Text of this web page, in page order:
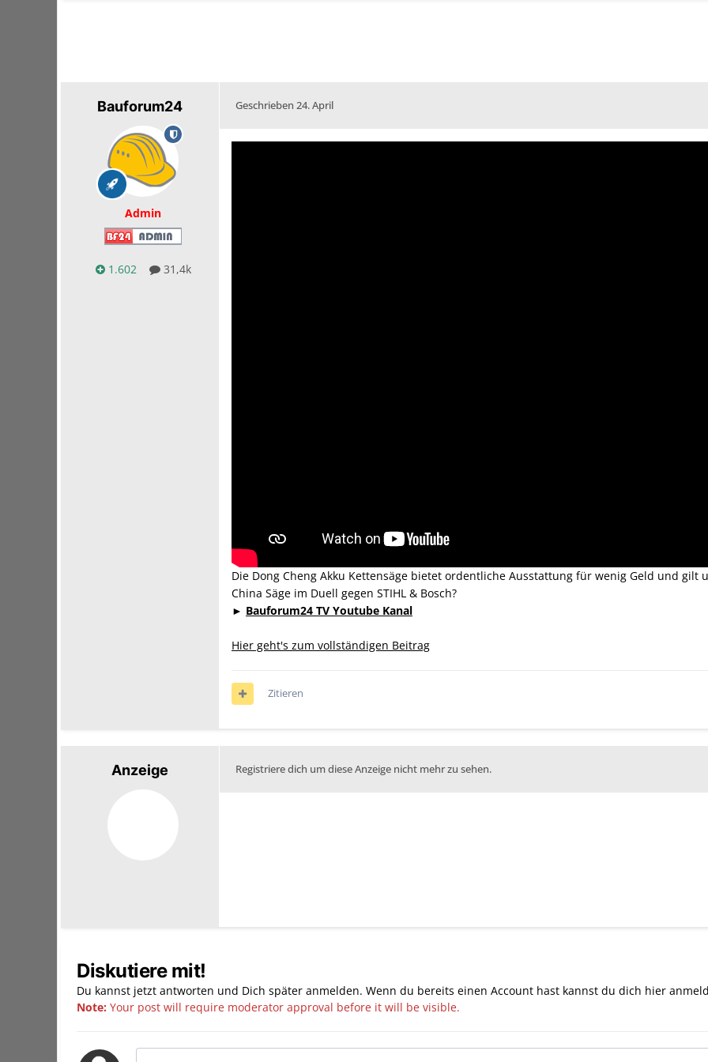
Bauforum24
Admin
1.602 31,4k
Geschrieben 24. April
Die Dong Cheng Akku Kettensäge bietet ordentliche Ausstattung für wenig Geld und
China Säge im Duell gegen STIHL & Bosch?
► Bauforum24 TV Youtube Kanal
Hier geht's zum vollständigen Beitrag
Zitieren
Anzeige Registriere dich um diese Anzeige nicht mehr zu sehen.
Diskutiere mit!
Du kannst jetzt antworten und Dich später anmelden. Wenn du bereits einen Account hast kannst du dich hier
Note: Your post will require moderator approval before it will be visible.